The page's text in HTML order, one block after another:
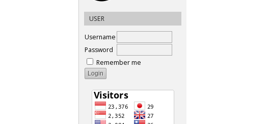
USER
Username
Password
Remember me